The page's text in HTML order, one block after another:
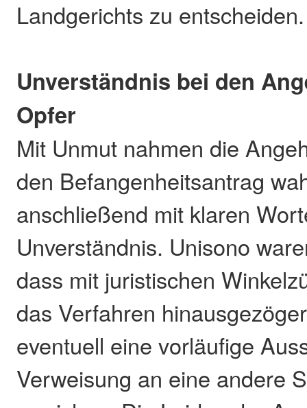
Landgerichts zu entscheiden.
Unverständnis bei den
Opfer
Mit Unmut nahmen die
den Befangenheitsantrag
anschließend mit klaren
Unverständnis. Unisono
dass mit juristischen
das Verfahren
eventuell eine vorläufige
Verweisung an eine andere